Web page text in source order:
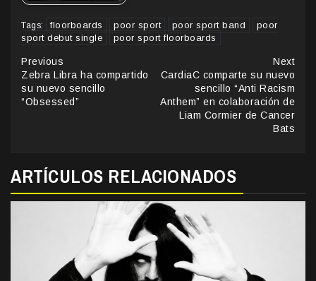
Tags: floorboards poor sport poor sport band
poor
sport debut single
poor sport floorboards
Continue
Reading
Previous
Zebra Libra ha compartido
su nuevo sencillo
“Obsessed”
Next
CardiaC comparte su nuevo
sencillo “Anti Racism
Anthem” en colaboración de
Liam Cormier de Cancer
Bats
ARTÍCULOS RELACIONADOS